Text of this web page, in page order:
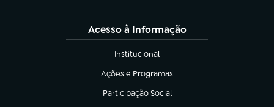
Acesso à Informação
Institucional
(abre em nova aba)
Ações e Programas
(abre em nova aba)
Participação Social
(abre em nova aba)